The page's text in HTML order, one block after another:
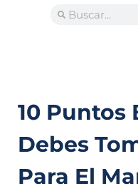
10 Puntos
Debes
Para El